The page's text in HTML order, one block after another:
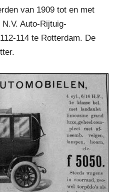
van 1909 tot en met
Auto-Rijtuig-
114 te Rotterdam. De